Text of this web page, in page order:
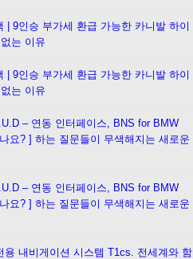
| 9인승 부가세 환급 가능한 카니발 하이
는 이유
| 9인승 부가세 환급 가능한 카니발 하이
는 이유
– 연동 인터페이스, BNS for BMW
요? ] 하는 질문들이 무색해지는 새로운
– 연동 인터페이스, BNS for BMW
요? ] 하는 질문들이 무색해지는 새로운
용 내비게이션 시스템 T1cs. 전세계와 함